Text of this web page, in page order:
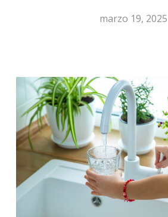
marzo 19, 2025